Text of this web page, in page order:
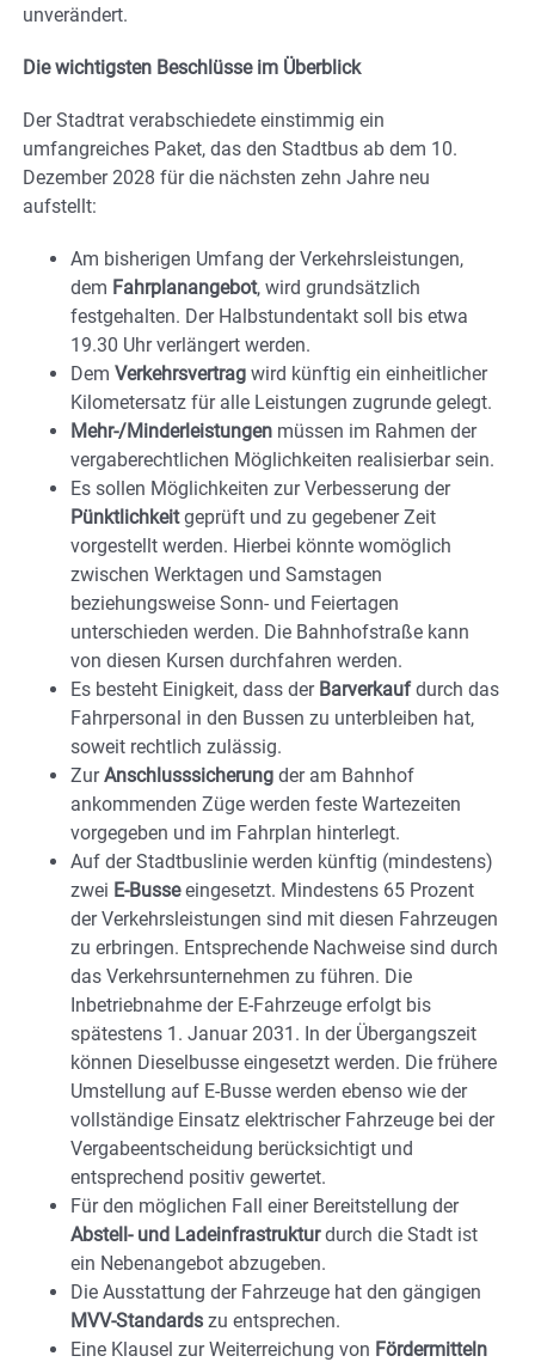
unverändert.
Die wichtigsten Beschlüsse im Überblick
Der Stadtrat verabschiedete einstimmig ein
umfangreiches Paket, das den Stadtbus ab dem 10.
Dezember 2028 für die nächsten zehn Jahre neu
aufstellt:
Am bisherigen Umfang der Verkehrsleistungen,
dem Fahrplanangebot, wird grundsätzlich
festgehalten. Der Halbstundentakt soll bis etwa
19.30 Uhr verlängert werden.
Dem Verkehrsvertrag wird künftig ein einheitlicher
Kilometersatz für alle Leistungen zugrunde gelegt.
Mehr-/Minderleistungen müssen im Rahmen der
vergaberechtlichen Möglichkeiten realisierbar sein.
Es sollen Möglichkeiten zur Verbesserung der
Pünktlichkeitgeprüft und zu gegebener Zeit
vorgestellt werden. Hierbei könnte womöglich
zwischen Werktagen und Samstagen
beziehungsweise Sonn- und Feiertagen
unterschieden werden. Die Bahnhofstraße kann
von diesen Kursen durchfahren werden.
Es besteht Einigkeit, dass der Barverkaufdurch das
Fahrpersonal in den Bussen zu unterbleiben hat,
soweit rechtlich zulässig.
ZurAnschlusssicherung der am Bahnhof
ankommenden Züge werden feste Wartezeiten
vorgegeben und im Fahrplan hinterlegt.
Auf der Stadtbuslinie werden künftig (mindestens)
zwei E-Busseeingesetzt. Mindestens 65 Prozent
der Verkehrsleistungen sind mit diesen Fahrzeugen
zu erbringen. Entsprechende Nachweise sind durch
das Verkehrsunternehmen zu führen. Die
Inbetriebnahme der E-Fahrzeuge erfolgt bis
spätestens 1. Januar 2031. In der Übergangszeit
können Dieselbusse eingesetzt werden. Die frühere
Umstellung auf E-Busse werden ebenso wie der
vollständige Einsatz elektrischer Fahrzeuge bei der
Vergabeentscheidung berücksichtigt und
entsprechend positiv gewertet.
Für den möglichen Fall einer Bereitstellung der
Abstell- und Ladeinfrastrukturdurch die Stadt ist
ein Nebenangebot abzugeben.
Die Ausstattung der Fahrzeuge hat den gängigen
MVV-Standards zu entsprechen.
Eine Klausel zur Weiterreichung von Fördermitteln